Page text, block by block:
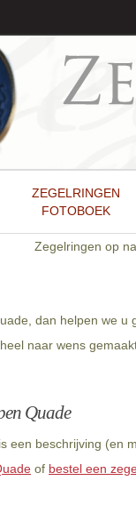
ZEGELRINGEN
FOTOBOEK
Zegelringen op
dan helpen we
naar wens
Quade
een beschrijving (en
of bestel een